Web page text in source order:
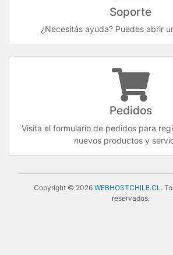
Soporte
¿Necesitás ayuda? Puedes abrir
Pedidos
Visita el formulario de pedidos para
nuevos productos y
Copyright © 2026 WEBHOSTCHILE.CL.
reservados.